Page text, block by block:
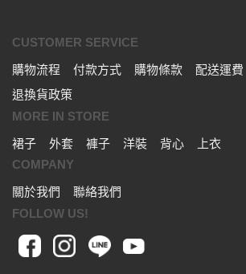
CUSTOMER SERVICE
購物流程
付款方式 購物條款 配送運費
退換貨政策
MORE IN STORE
裙子
外套 褲子 洋裝 背心
上衣
COMPANY
關於我們
聯絡我們
FOLLOW US!